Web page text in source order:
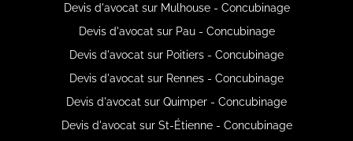
Devis d'avocat sur Mulhouse - Concubinage
Devis d'avocat sur Pau - Concubinage
Devis d'avocat sur Poitiers - Concubinage
Devis d'avocat sur Rennes - Concubinage
Devis d'avocat sur Quimper - Concubinage
Devis d'avocat sur St-Étienne - Concubinage